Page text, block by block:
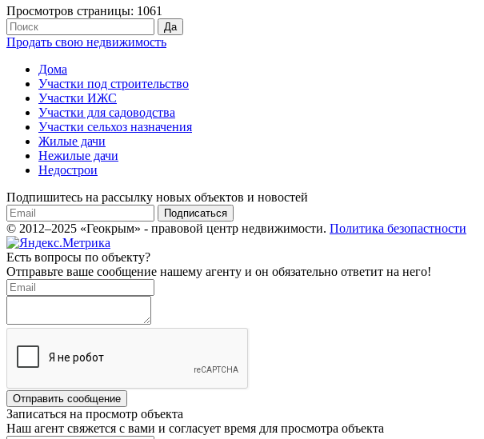
Просмотров страницы: 1061
Продать свою недвижимость
Дома
Участки под строительство
Участки ИЖС
Участки для садоводства
Участки сельхоз назначения
Жилые дачи
Нежилые дачи
Недострои
Подпишитесь на рассылку новых объектов и новостей
Подписаться
© 2012–2025 «Геокрым» - правовой центр недвижимости. Политика безопастности
Есть вопросы по объекту?
Отправьте ваше сообщение нашему агенту и он обязательно ответит на него!
Отправить сообщение
Записаться на просмотр объекта
Наш агент свяжется с вами и согласует время для просмотра объекта